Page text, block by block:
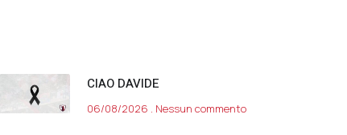
CIAO DAVIDE
06/08/2026 Nessun commento